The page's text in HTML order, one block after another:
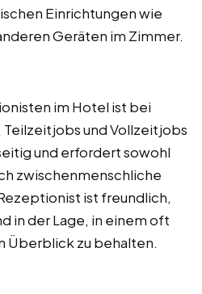
Einrichtungen wie
Geräten im Zimmer.
im Hotel ist bei
und Vollzeitjobs
und erfordert sowohl
zwischenmenschliche
ist freundlich,
in der Lage, in einem oft
Überblick zu behalten.